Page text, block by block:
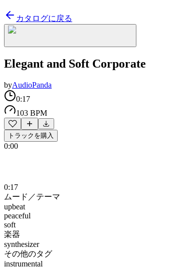
カタログに戻る
Elegant and Soft Corporate
byAudioPanda
0:17
103 BPM
トラックを購入
0:00
0:17
ムード／テーマ
upbeat
peaceful
soft
楽器
synthesizer
その他のタグ
instrumental